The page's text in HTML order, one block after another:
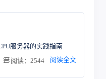
服务器的实践指南
阅读：2544 阅读全文